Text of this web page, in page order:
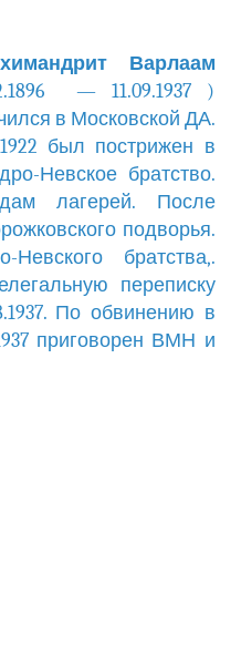
Варлаам
— 11.09.1937 )
в Московской ДА.
был пострижен в
Невское братство.
лагерей. После
подворья.
братства,.
переписку
По обвинению в
приговорен ВМН и